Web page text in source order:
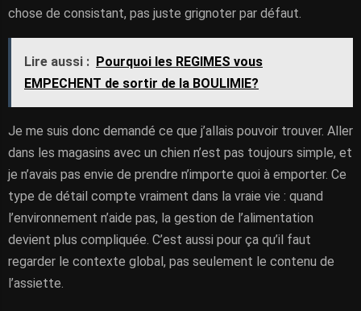
chose de consistant, pas juste grignoter par défaut.
Lire aussi : Pourquoi les REGIMES vous
EMPECHENT de sortir de la BOULIMIE?
Je me suis donc demandé ce que j’allais pouvoir trouver. Aller
dans les magasins avec un chien n’est pas toujours simple, et
je n’avais pas envie de prendre n’importe quoi à emporter. Ce
type de détail compte vraiment dans la vraie vie : quand
l’environnement n’aide pas, la gestion de l’alimentation
devient plus compliquée. C’est aussi pour ça qu’il faut
regarder le contexte global, pas seulement le contenu de
l’assiette.